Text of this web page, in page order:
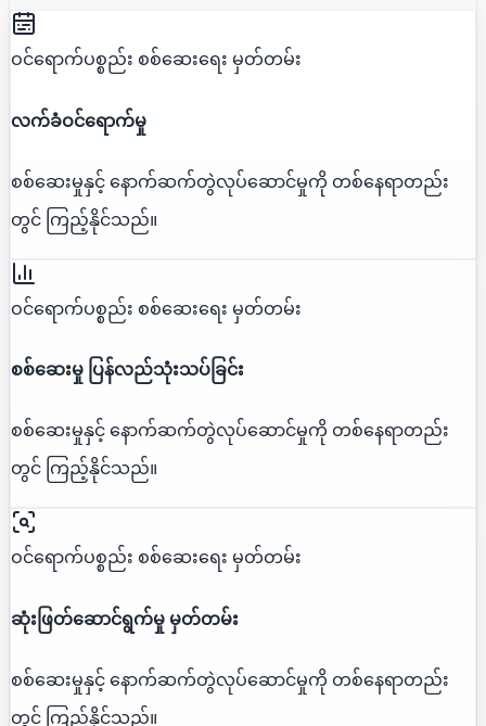
ဝင်ရောက်ပစ္စည်း စစ်ဆေးရေး မှတ်တမ်း
လက်ခံဝင်ရောက်မှု
စစ်ဆေးမှုနှင့် နောက်ဆက်တွဲလုပ်ဆောင်မှုကို တစ်နေရာတည်း
တွင် ကြည့်နိုင်သည်။
ဝင်ရောက်ပစ္စည်း စစ်ဆေးရေး မှတ်တမ်း
စစ်ဆေးမှု ပြန်လည်သုံးသပ်ခြင်း
စစ်ဆေးမှုနှင့် နောက်ဆက်တွဲလုပ်ဆောင်မှုကို တစ်နေရာတည်း
တွင် ကြည့်နိုင်သည်။
ဝင်ရောက်ပစ္စည်း စစ်ဆေးရေး မှတ်တမ်း
ဆုံးဖြတ်ဆောင်ရွက်မှု မှတ်တမ်း
စစ်ဆေးမှုနှင့် နောက်ဆက်တွဲလုပ်ဆောင်မှုကို တစ်နေရာတည်း
တွင် ကြည့်နိုင်သည်။